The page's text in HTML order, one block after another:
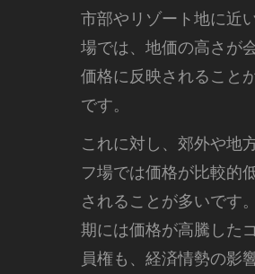
市部やリゾート地に近
場では、地価の高さが
価格に反映されること
です。
これに対し、郊外や地
フ場では価格が比較的
されることが多いです
期には価格が高騰した
員権も、経済情勢の影